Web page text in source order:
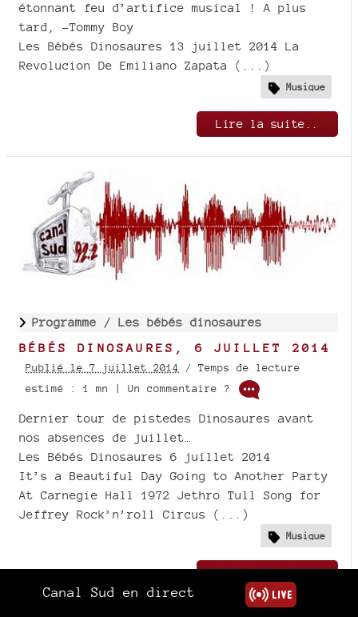
étonnant feu d’artifice musical ! A plus
tard, -Tommy Boy
Les Bébés Dinosaures 13 juillet 2014 La
Revolucion De Emiliano Zapata (...)
Musique
Lire la suite..
Programme / Les bébés dinosaures
BÉBÉS DINOSAURES, 6 JUILLET 2014
Publié le 7 juillet 2014 / Temps de lecture
estimé : 1 mn | Un commentaire ?
Dernier tour de pistedes Dinosaures avant
nos absences de juillet…
Les Bébés Dinosaures 6 juillet 2014
It’s a Beautiful Day Going to Another Party
At Carnegie Hall 1972 Jethro Tull Song for
Jeffrey Rock’n’roll Circus (...)
Musique
Lire la suite..
Canal Sud en direct